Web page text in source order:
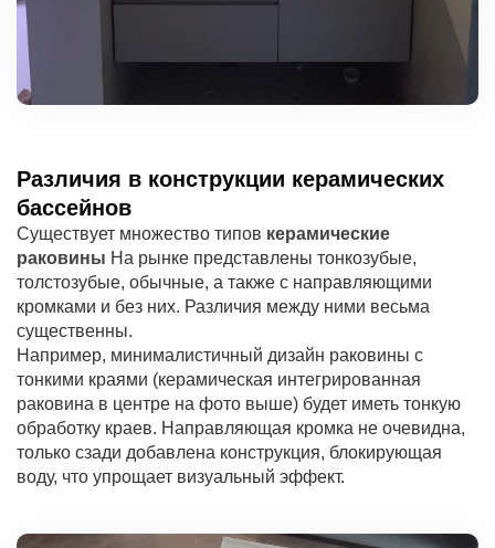
Различия в конструкции керамических
бассейнов
Существует множество типов керамические
раковины На рынке представлены тонкозубые,
толстозубые, обычные, а также с направляющими
кромками и без них. Различия между ними весьма
существенны.
Например, минималистичный дизайн раковины с
тонкими краями (керамическая интегрированная
раковина в центре на фото выше) будет иметь тонкую
обработку краев. Направляющая кромка не очевидна,
только сзади добавлена конструкция, блокирующая
воду, что упрощает визуальный эффект.